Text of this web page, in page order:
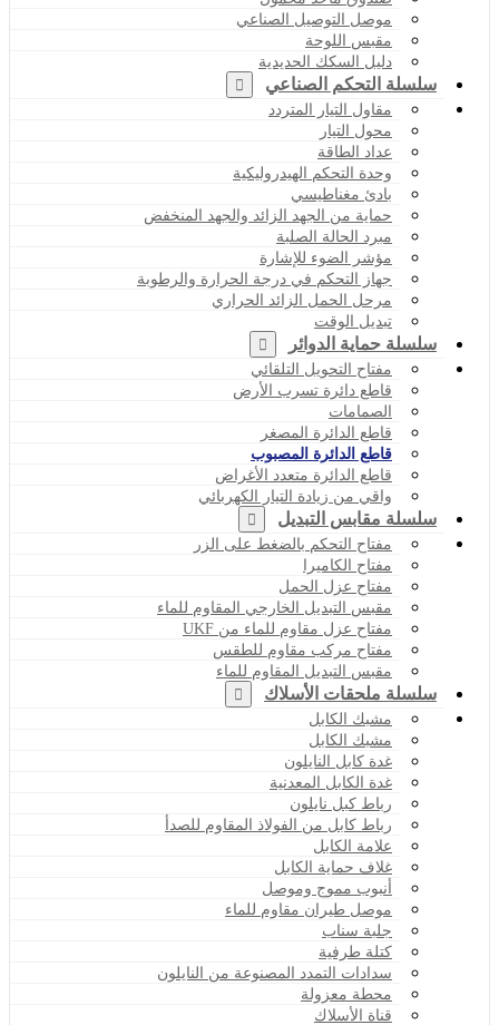
موصل التوصيل الصناعي
مقبس اللوحة
دليل السكك الحديدية
سلسلة التحكم الصناعي
مقاول التيار المتردد
محول التيار
عداد الطاقة
وحدة التحكم الهيدروليكية
بادئ مغناطيسي
حماية من الجهد الزائد والجهد المنخفض
مبرد الحالة الصلبة
مؤشر الضوء للإشارة
جهاز التحكم في درجة الحرارة والرطوبة
مرحل الحمل الزائد الحراري
تبديل الوقت
سلسلة حماية الدوائر
مفتاح التحويل التلقائي
قاطع دائرة تسرب الأرض
الصمامات
قاطع الدائرة المصغر
قاطع الدائرة المصبوب
قاطع الدائرة متعدد الأغراض
واقي من زيادة التيار الكهربائي
سلسلة مقابس التبديل
مفتاح التحكم بالضغط على الزر
مفتاح الكاميرا
مفتاح عزل الحمل
مقبس التبديل الخارجي المقاوم للماء
مفتاح عزل مقاوم للماء من UKF
مفتاح مركب مقاوم للطقس
مقبس التبديل المقاوم للماء
سلسلة ملحقات الأسلاك
مشبك الكابل
مشبك الكابل
غدة كابل النايلون
غدة الكابل المعدنية
رباط كبل نايلون
رباط كابل من الفولاذ المقاوم للصدأ
علامة الكابل
غلاف حماية الكابل
أنبوب مموج وموصل
موصل طيران مقاوم للماء
جلبة سناب
كتلة طرفية
سدادات التمدد المصنوعة من النايلون
محطة معزولة
قناة الأسلاك